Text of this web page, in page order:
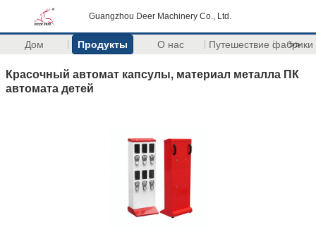
Guangzhou Deer Machinery Co., Ltd.
Дом Продукты О нас Путешествие фабрики
>>
Красочный автомат капсулы, материал металла ПК
автомата детей